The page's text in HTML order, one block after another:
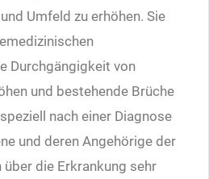
Umfeld zu erhöhen. Sie
Durchgängigkeit von
und bestehende Brüche
nach einer Diagnose
und deren Angehörige der
die Erkrankung sehr